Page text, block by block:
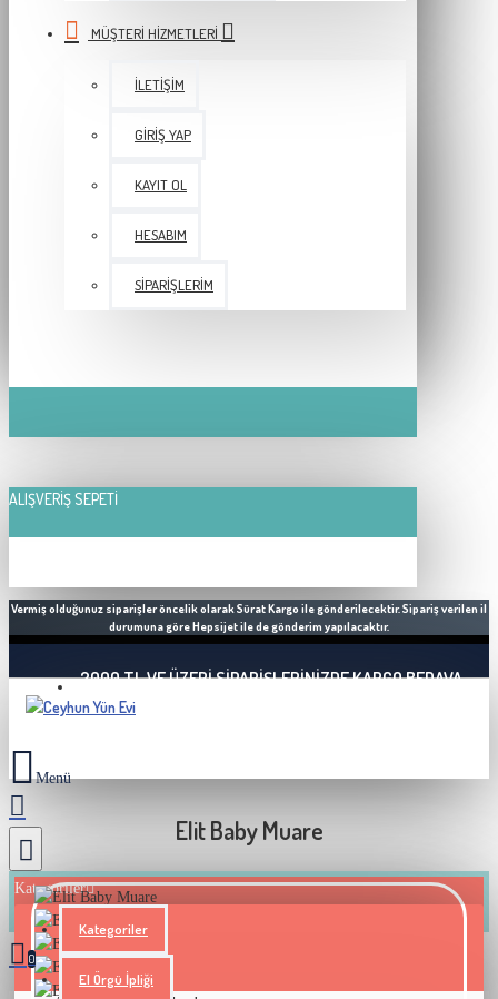
MÜŞTERI HIZMETLERI
İLETIŞIM
GIRIŞ YAP
KAYIT OL
HESABIM
SIPARIŞLERIM
ALIŞVERIŞ SEPETI
Vermiş olduğunuz siparişler öncelik olarak Sürat Kargo ile gönderilecektir. Sipariş verilen il
durumuna göre Hepsijet ile de gönderim yapılacaktır.
2000 TL VE ÜZERI SIPARIŞLERINIZDE KARGO BEDAVA
Kategoriler
Kategoriler
El Örgü İpliği
0
Elit Baby Muare